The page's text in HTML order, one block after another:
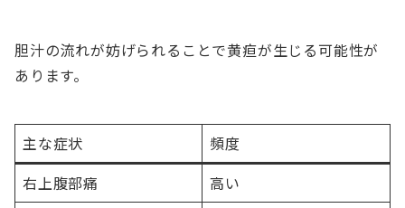
胆汁の流れが妨げられることで黄疸が生じる可能性が
あります。
主な症状
頻度
右上腹部痛
高い